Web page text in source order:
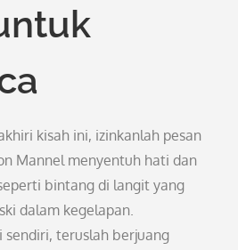
kisah ini, izinkanlah pesan
Mannel menyentuh hati dan
bintang di langit yang
dalam kegelapan.
sendiri, teruslah berjuang